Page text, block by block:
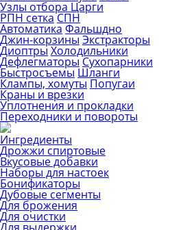
Узлы отбора Царги
РПН сетка СПН
Автоматика Фальшдно
Джин-корзины Экстракторы
Диоптры Холодильники
Дефлегматоры Сухопарники
Быстросъемы Шланги
Клампы, хомуты Попугаи
Краны и врезки
Уплотнения и прокладки
Переходники и повороты
Ингредиенты
Дрожжи спиртовые
Вкусовые добавки
Наборы для настоек
Бонификаторы
Дубовые сегменты
Для брожения
Для очистки